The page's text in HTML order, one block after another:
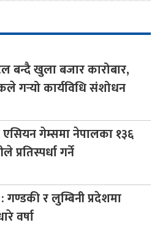
बन्दै खुला बजार कारोबार,
गर्‍यो कार्यविधि संशोधन
गेम्समा नेपालका १३६
प्रतिस्पर्धा गर्ने
: गण्डकी र लुम्बिनी प्रदेशमा
वर्षा